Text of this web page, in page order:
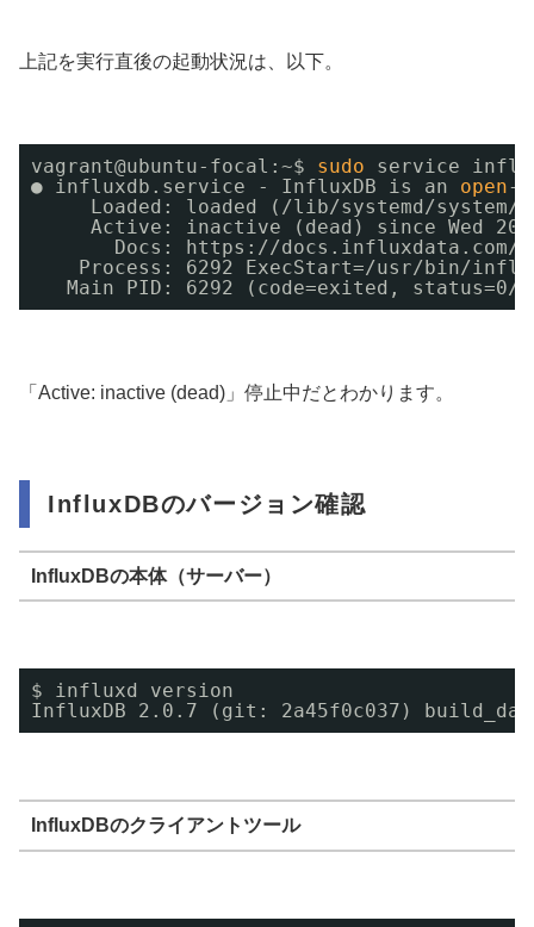
上記を実行直後の起動状況は、以下。
vagrant@ubuntu-focal:~$ sudo
service
● influxdb.service - InfluxDB is an open-
Loaded: loaded ( /lib/systemd/system/
Active: inactive (dead) since Wed
Docs: https: //docs .influxdata.com/
Process: 6292 ExecStart=/usr/bin/
Main PID: 6292 (code=exited, status=0/
「Active: inactive (dead)」停止中だとわかります。
InfluxDBのバージョン確認
InfluxDBの本体（サーバー）
$ influxd version
InfluxDB 2.0.7 (git: 2a45f0c037)
InfluxDBのクライアントツール